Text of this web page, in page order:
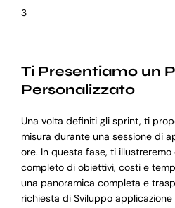
3
Ti Presentiamo un
Personalizzato
Una volta definiti gli sprint, ti
misura durante una sessione di
ore. In questa fase, ti
completo di obiettivi, costi e
una panoramica completa e
richiesta di Sviluppo